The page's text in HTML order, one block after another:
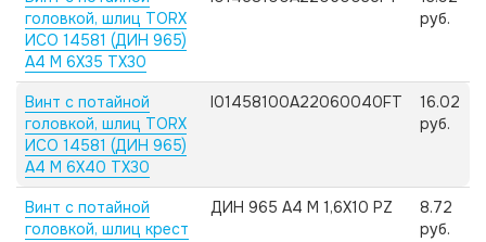
головкой, шлиц TORX
ИСО 14581 (ДИН 965)
А4 M 6X35 TX30
руб.
Винт с потайной
головкой, шлиц TORX
ИСО 14581 (ДИН 965)
А4 M 6X40 TX30
I01458100A22060040FT
16.02
руб.
Винт с потайной
головкой, шлиц крест
ДИН 965 А4 M 1,6X10 PZ
8.72
руб.